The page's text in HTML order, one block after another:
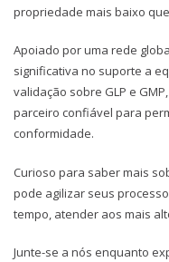
propriedade mais baixo
Apoiado por uma rede
significativa no suporte a
validação sobre GLP e
parceiro confiável para
conformidade.
Curioso para saber mais
pode agilizar seus
tempo, atender aos mais
Junte-se a nós enquanto